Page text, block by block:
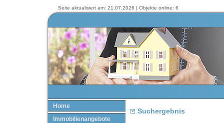
Seite aktualisiert am: 21.07.2026 | Objekte online: 6
Home
Immobilienangebote
Suchergebnis